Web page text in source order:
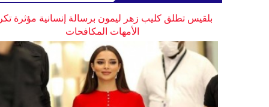
بلقيس تطلق كليب زهر ليمون برسالة إنسانية مؤثرة
الأمهات المكافحات